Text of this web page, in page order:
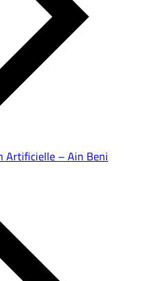
Artificielle – Ain Beni